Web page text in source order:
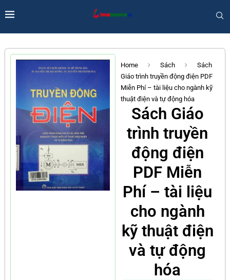
Home Sách
Sách
Giáo trình truyền động điện PDF
Miễn Phí – tài liệu cho ngành kỹ
thuật điện và tự động hóa
Sách Giáo
trình truyền
động điện
PDF Miễn
Phí – tài liệu
cho ngành
kỹ thuật điện
và tự động
hóa